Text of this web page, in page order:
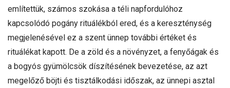
említettük, számos szokása a téli napfordulóhoz
kapcsolódó pogány rituálékból ered, és a kereszténység
megjelenésével ez a szent ünnep további értéket és
rituálékat kapott. De a zöld és a növényzet, a fenyőágak és
a bogyós gyümölcsök díszítésének bevezetése, az azt
megelőző böjti és tisztálkodási időszak, az ünnepi asztal